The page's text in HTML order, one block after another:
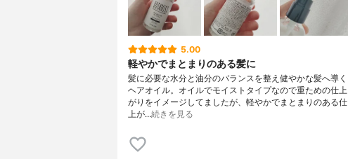
5.00
軽やかでまとまりのある髪に
髪に必要な水分と油分のバランスを整え健やかな髪へ導く
ヘアオイル。オイルでモイストタイプなので重ための仕上
がりをイメージしてましたが、軽やかでまとまりのある仕
上が…続きを見る